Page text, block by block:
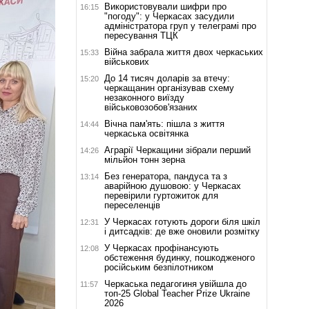
16:15
Використовували шифри про
"погоду": у Черкасах засудили
адміністратора груп у телеграмі про
пересування ТЦК
15:33
Війна забрала життя двох черкаських
військових
15:20
До 14 тисяч доларів за втечу:
черкащанин організував схему
незаконного виїзду
військовозобов'язаних
14:44
Вічна пам'ять: пішла з життя
черкаська освітянка
14:26
Аграрії Черкащини зібрали перший
мільйон тонн зерна
13:14
Без генератора, пандуса та з
аварійною душовою: у Черкасах
перевірили гуртожиток для
переселенців
12:31
У Черкасах готують дороги біля шкіл
і дитсадків: де вже оновили розмітку
12:08
У Черкасах профінансують
обстеження будинку, пошкодженого
російським безпілотником
11:57
Черкаська педагогиня увійшла до
топ-25 Global Teacher Prize Ukraine
2026